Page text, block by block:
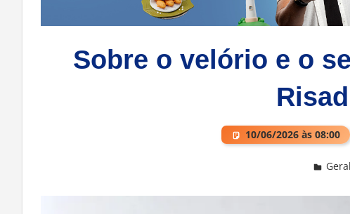
Sobre o velório e o
10/06/2026 às 08:00